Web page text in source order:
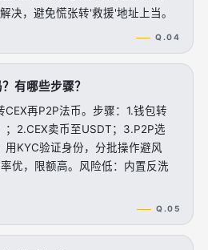
决，避免慌张转'救援'地址上当。
Q.04
有哪些步骤？
再P2P法币。步骤：1.钱包转
；2.CEX卖币至USDT；3.P2P选
KYC验证身份，分批操作避风
优，限额高。风险低：内置反洗
Q.05